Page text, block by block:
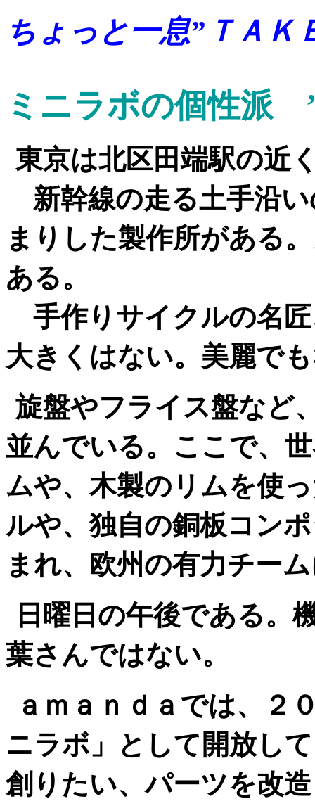
ちょっと一息”ＴＡＫ
ミニラボの個性
東京は北区田端駅の近
新幹線の走る土手沿
まりした製作所がある
ある。
手作りサイクルの名
大きくはない。美麗で
旋盤やフライス盤など
並んでいる。ここで、
ムや、木製のリムを使
ルや、独自の銅板コン
まれ、欧州の有力チー
日曜日の午後である。
葉さんではない。
ａｍａｎｄａでは、２
ニラボ」として開放し
創りたい、パーツを改